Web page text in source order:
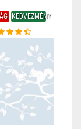
KEDVEZMÉNY